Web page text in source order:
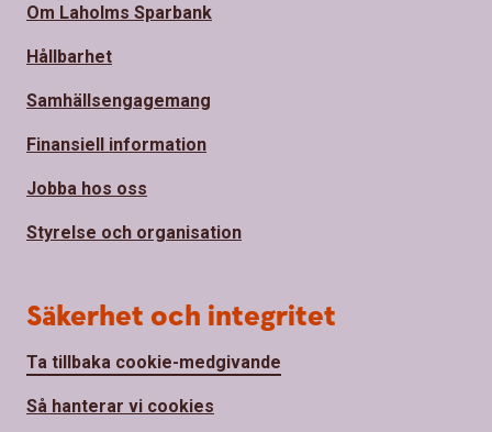
Om Laholms Sparbank
Hållbarhet
Samhällsengagemang
Finansiell information
Jobba hos oss
Styrelse och organisation
Säkerhet och integritet
Ta tillbaka cookie-medgivande
Så hanterar vi cookies